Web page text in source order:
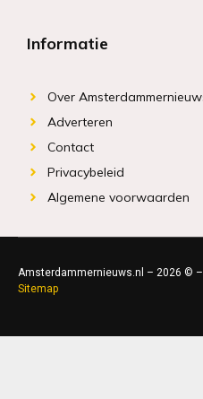
Informatie
Over
Adverteren
Contact
Privacybeleid
Algemene voorwaarden
Amsterdammernieuws.nl – 2026 ©
Sitemap